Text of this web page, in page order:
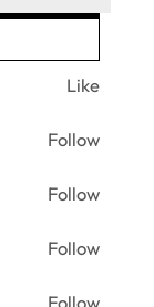
Like
Follow
Follow
Follow
Follow